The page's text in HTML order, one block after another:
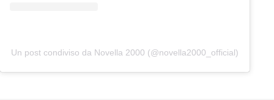
Un post condiviso da Novella 2000 (@novella2000_official)